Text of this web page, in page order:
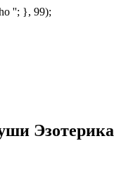
''; }, 99);
Эзотерика